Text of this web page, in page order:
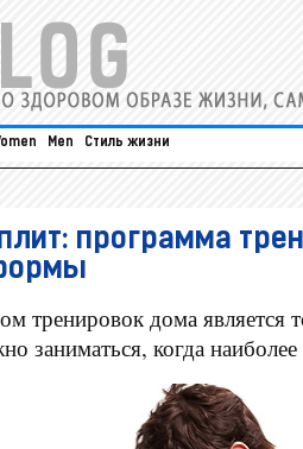
Men Стиль жизни
программа
дома является
заниматься, когда